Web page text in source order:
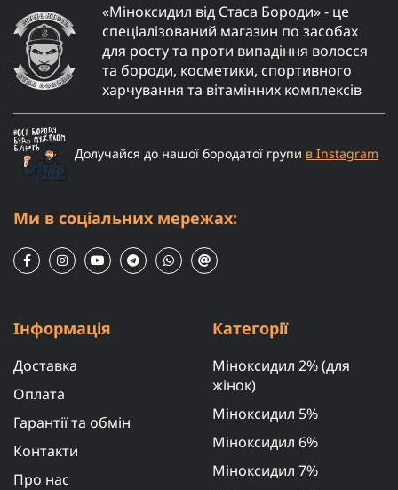
«Міноксидил від Стаса Бороди» - це
спеціалізований магазин по засобах
для росту та проти випадіння волосся
та бороди, косметики, спортивного
харчування та вітамінних комплексів
Долучайся до нашої бородатої групи в Instagram
Ми в соціальних мережах:
Інформація
Доставка
Оплата
Гарантії та обмін
Контакти
Про нас
Категорії
Міноксидил 2% (для
жінок)
Міноксидил 5%
Міноксидил 6%
Міноксидил 7%